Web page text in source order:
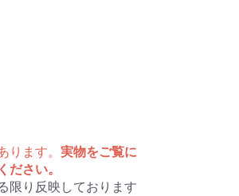
ます。 実物をご覧に
さい。
限り反映しております